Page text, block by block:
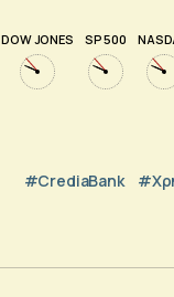
DOW JONES SP 500
#CrediaBank